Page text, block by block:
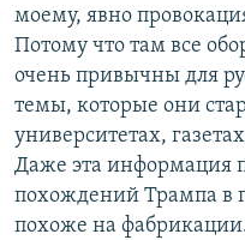
моему, явно
Потому что там все
очень привычны для
темы, которые они
университетах,
Даже эта информация
похождений Трампа в
похоже на